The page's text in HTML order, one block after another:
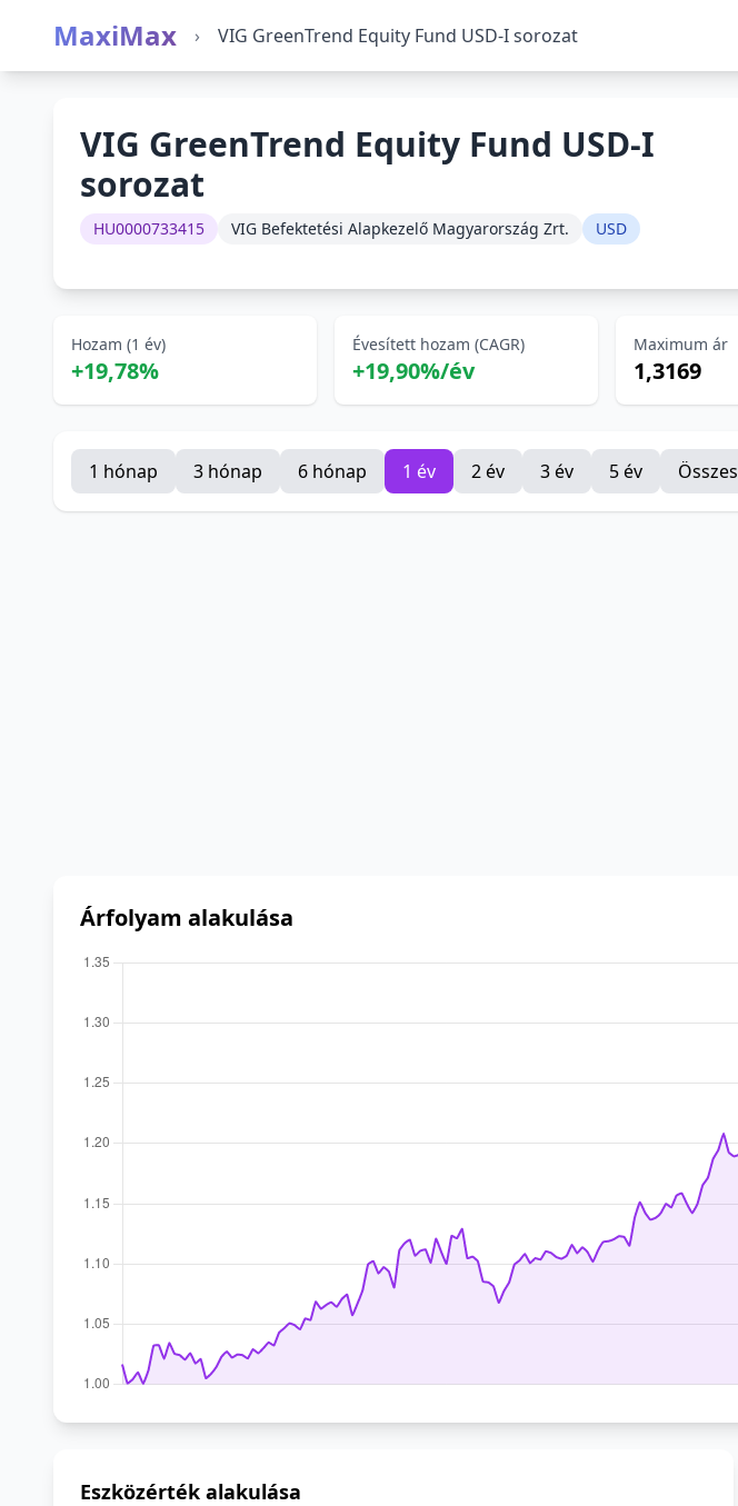
MaxiMax › VIG GreenTrend Equity Fund USD-I sorozat
VIG GreenTrend Equity Fund USD-I
sorozat
HU0000733415 VIG Befektetési Alapkezelő Magyarország Zrt. USD
Hozam (1 év)
+19,78%
Évesített hozam (CAGR)
+19,90%/év
Maximum ár
1,3169
1 hónap 3 hónap 6 hónap 1 év 2 év 3 év 5 év Összes
Árfolyam alakulása
Eszközérték alakulása